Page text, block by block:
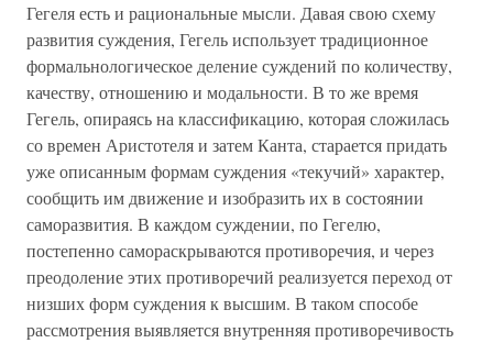
Гегеля есть и рациональные мысли. Давая свою схему
развития суждения, Гегель использует традиционное
формальнологическое деление суждений по количеству,
качеству, отношению и модальности. В то же время
Гегель, опираясь на классификацию, которая сложилась
со времен Аристотеля и затем Канта, старается придать
уже описанным формам суждения «текучий» характер,
сообщить им движение и изобразить их в состоянии
саморазвития. В каждом суждении, по Гегелю,
постепенно самораскрываются противоречия, и через
преодоление этих противоречий реализуется переход от
низших форм суждения к высшим. В таком способе
рассмотрения выявляется внутренняя противоречивость